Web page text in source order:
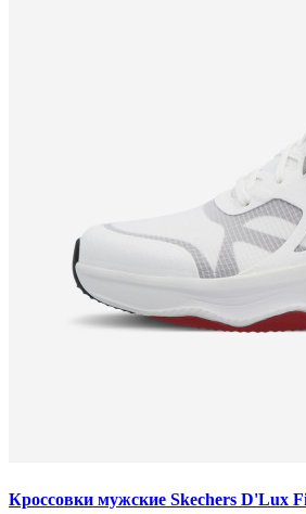
Кроссовки мужские Skechers D'Lux